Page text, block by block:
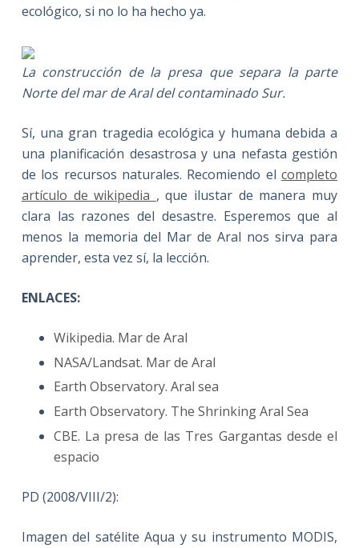
ecológico, si no lo ha hecho ya.
La construcción de la presa que separa la parte
Norte del mar de Aral del contaminado Sur.
Sí, una gran tragedia ecológica y humana debida a
una planificación desastrosa y una nefasta gestión
de los recursos naturales. Recomiendo elcompleto
artículo de wikipedia , que ilustar de manera muy
clara las razones del desastre. Esperemos que al
menos la memoria del Mar de Aral nos sirva para
aprender, esta vez sí, la lección.
ENLACES:
Wikipedia. Mar de Aral
NASA/Landsat. Mar de Aral
Earth Observatory. Aral sea
Earth Observatory. The Shrinking Aral Sea
CBE. La presa de las Tres Gargantas desde el
espacio
PD (2008/VIII/2):
Imagen del satélite Aqua y su instrumento MODIS,